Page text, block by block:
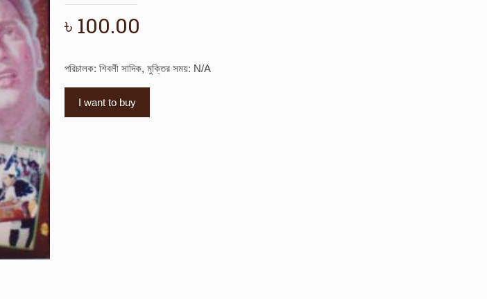
৳ 100.00
পরিচালক: শিবলী সাদিক, মুক্তির সময়: N/A
I want to buy